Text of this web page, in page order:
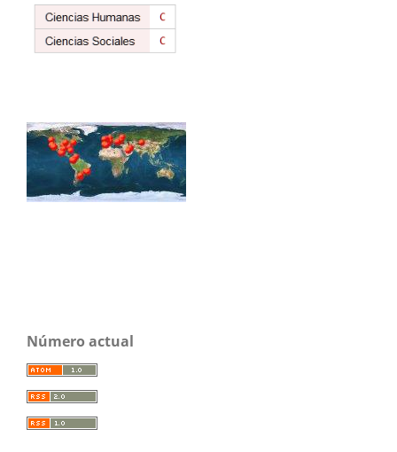
Número actual